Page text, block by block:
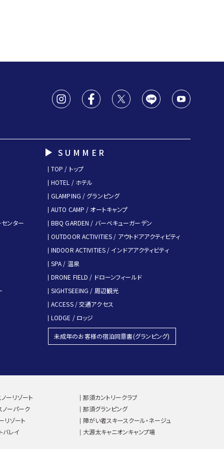
ンター
SUMMER
TOP / トップ
HOTEL / ホテル
GLAMPING / グランピング
AUTO CAMP / オートキャンプ
BBQ GARDEN / バーベキューガーデン
OUTDOOR ACTIVITIES / アウトドアアクティビティ
INDOOR ACTIVITIES / インドアアクティビティ
SPA / 温泉
DRONE FIELD / ドローンフィールド
SIGHTSEEING / 周辺観光
ACCESS / 交通アクセス
LODGE / ロッジ
未成年のお客様の宿泊同意書(グランピング)
ーリゾート
リゾート
ノーパーク
バレイ
障がい者スキースクール・ネージュ
大源太キャニオンキャンプ場
那須カントリークラブ
那須グランピング